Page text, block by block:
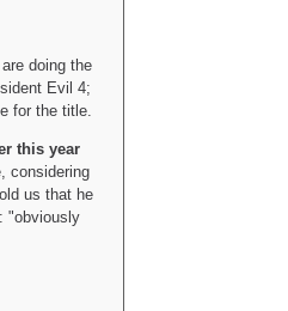
doing the
Evil 4;
for the title.
this year
considering
us that he
"obviously